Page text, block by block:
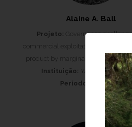
Alaine A. Ball
Projeto: Governance
commercial exploitation of a non-
product by marginalized rural
Instituição: Yale University,
Período:
2012-2013